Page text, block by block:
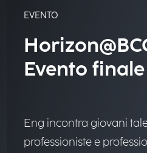
EVENTO
Evento finale
Eng incontra giovani
professioniste e